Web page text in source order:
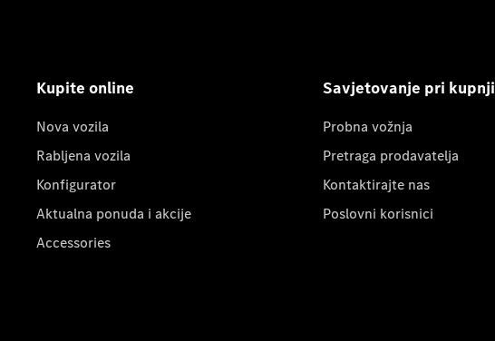
Kupite online
Nova vozila
Rabljena vozila
Konfigurator
Aktualna ponuda i akcije
Accessories
Savjetovanje pri kupnji
Probna vožnja
Pretraga prodavatelja
Kontaktirajte nas
Poslovni korisnici